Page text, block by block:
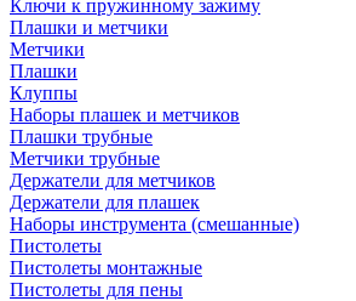
Ключи к пружинному зажиму
Плашки и метчики
Метчики
Плашки
Клуппы
Наборы плашек и метчиков
Плашки трубные
Метчики трубные
Держатели для метчиков
Держатели для плашек
Наборы инструмента (смешанные)
Пистолеты
Пистолеты монтажные
Пистолеты для пены